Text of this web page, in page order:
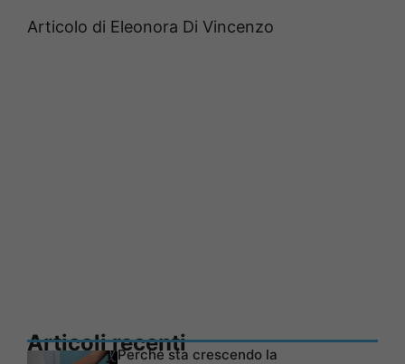
Articolo di Eleonora Di Vincenzo
Articoli recentiPerché sta crescendo la